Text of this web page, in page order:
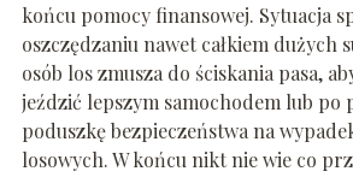
końcu pomocy finansowej. Sytuacja
oszczędzaniu nawet całkiem dużych
osób los zmusza do ściskania pasa,
jeździć lepszym samochodem lub po
poduszkę bezpieczeństwa na
losowych. W końcu nikt nie wie co